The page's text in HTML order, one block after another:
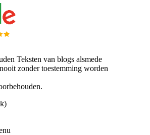
Teksten van blogs alsmede
zonder toestemming worden